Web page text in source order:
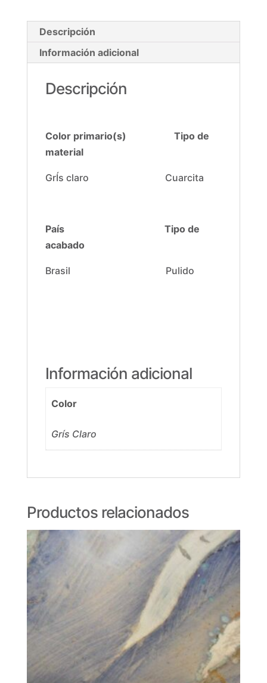
Descripción
Información adicional
Descripción
Color primario(s) Tipo de
material
GrÍs claro Cuarcita
País
Tipo de
acabado
Brasil Pulido
Información adicional
Color
Grís Claro
Productos relacionados